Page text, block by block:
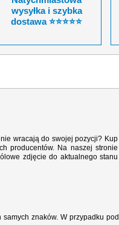
wysyłka i szybka
dostawa ⭐⭐⭐⭐⭐
wracają do swojej pozycji? Kup
producentów. Na naszej stronie
zdjęcie do aktualnego stanu
znaków. W przypadku